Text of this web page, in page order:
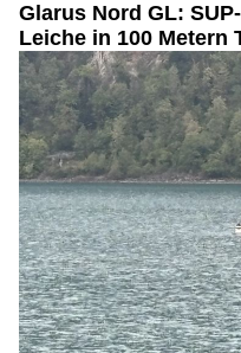
Glarus Nord GL:
Leiche in 100 Metern